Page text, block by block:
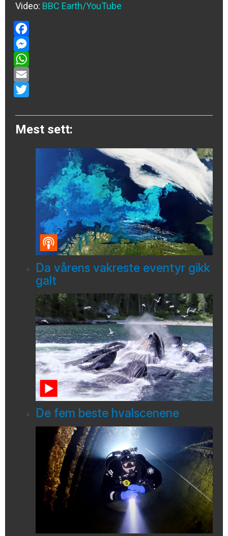
Video: BBC Earth/YouTube
Facebook
Messenger
WhatsApp
Email
Mest sett:
Da vårens vakreste eventyr gikk
galt
De fem beste hvalscenene